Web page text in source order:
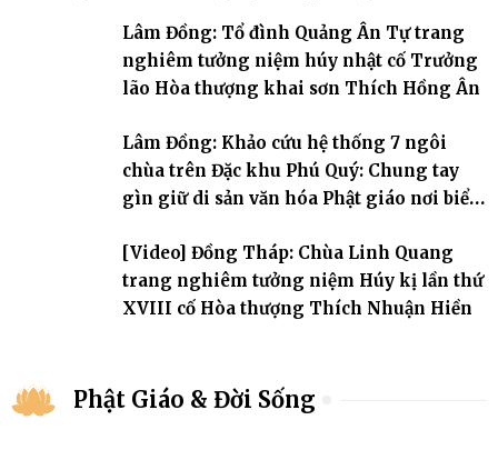
Lâm Đồng: Tổ đình Quảng Ân Tự trang
nghiêm tưởng niệm húy nhật cố Trưởng
lão Hòa thượng khai sơn Thích Hồng Ân
Lâm Đồng: Khảo cứu hệ thống 7 ngôi
chùa trên Đặc khu Phú Quý: Chung tay
gìn giữ di sản văn hóa Phật giáo nơi biển
[Video] Đồng Tháp: Chùa Linh Quang
trang nghiêm tưởng niệm Húy kị lần thứ
XVIII cố Hòa thượng Thích Nhuận Hiền
Phật Giáo & Đời Sống